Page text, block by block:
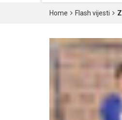
Home Flash vijesti